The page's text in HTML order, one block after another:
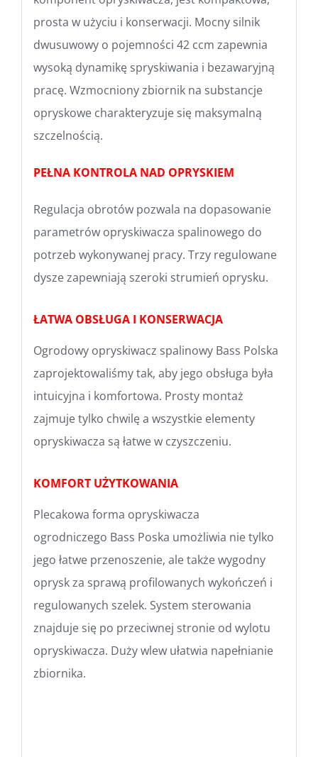
prosta w użyciu i konserwacji. Mocny silnik
dwusuwowy o pojemności 42 ccm zapewnia
wysoką dynamikę spryskiwania i bezawaryjną
pracę. Wzmocniony zbiornik na substancje
opryskowe charakteryzuje się maksymalną
szczelnością.
PEŁNA KONTROLA NAD OPRYSKIEM
Regulacja obrotów pozwala na dopasowanie
parametrów opryskiwacza spalinowego do
potrzeb wykonywanej pracy. Trzy regulowane
dysze zapewniają szeroki strumień oprysku.
ŁATWA OBSŁUGA I KONSERWACJA
Ogrodowy opryskiwacz spalinowy Bass Polska
zaprojektowaliśmy tak, aby jego obsługa była
intuicyjna i komfortowa. Prosty montaż
zajmuje tylko chwilę a wszystkie elementy
opryskiwacza są łatwe w czyszczeniu.
KOMFORT UŻYTKOWANIA
Plecakowa forma opryskiwacza
ogrodniczego Bass Poska umożliwia nie tylko
jego łatwe przenoszenie, ale także wygodny
oprysk za sprawą profilowanych wykończeń i
regulowanych szelek. System sterowania
znajduje się po przeciwnej stronie od wylotu
opryskiwacza. Duży wlew ułatwia napełnianie
zbiornika.